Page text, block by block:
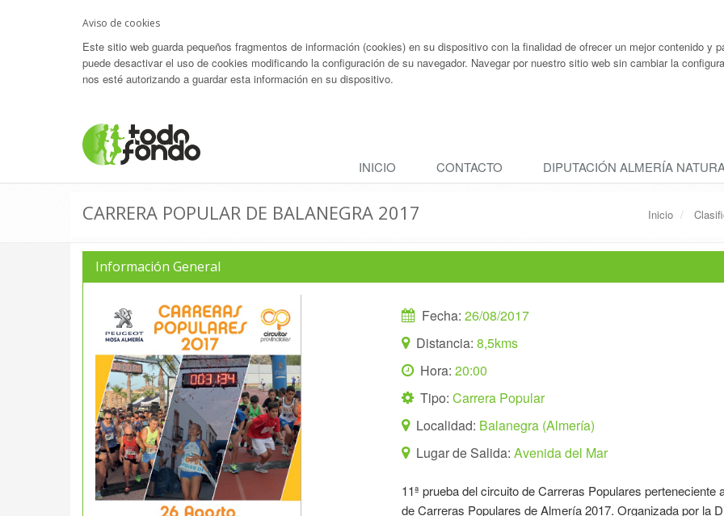
Aviso de cookies
Este sitio web guarda pequeños fragmentos de información (cookies) en su dispositivo con la finalidad de ofrecer un mejor contenido y
puede desactivar el uso de cookies modificando la configuración de su navegador. Navegar por nuestro sitio web sin cambiar la
nos esté autorizando a guardar esta información en su dispositivo.
INICIO CONTACTO DIPUTACIÓN ALMERÍA
CARRERA POPULAR DE BALANEGRA 2017 Inicio
Información General
Fecha:26/08/2017
Distancia:8,5kms
Hora:20:00
Tipo:Carrera Popular
Localidad: Balanegra (Almería)
Lugar de Salida:Avenida del Mar
11ª prueba del circuito de Carreras Populares perteneciente
de Carreras Populares de Almería 2017. Organizada por la